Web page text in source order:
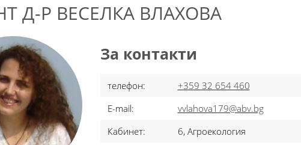
Д-Р ВЕСЕЛКА ВЛАХОВА
За контакти
телефон:
+359 32 654 460
E-mail:
vvlahova179@abv.bg
Кабинет:
6, Агроекология